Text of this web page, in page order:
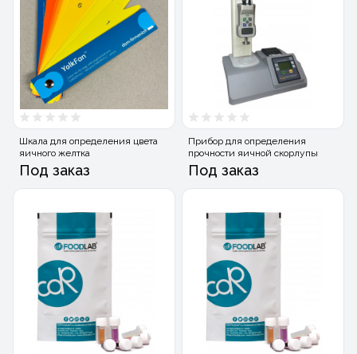
Шкала для определения цвета
яичного желтка
Под заказ
Прибор для определения
прочности яичной скорлупы
Под заказ